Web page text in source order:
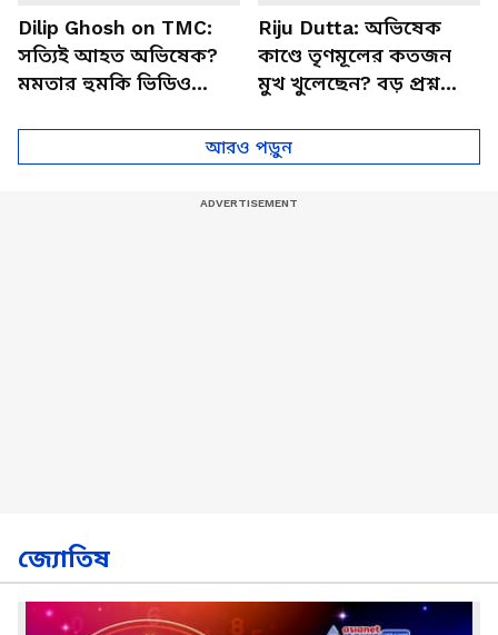
Dilip Ghosh on TMC:
সত্যিই আহত অভিষেক?
মমতার হুমকি ভিডিও
ঘোষ?
Riju Dutta: অভিষেক
কাণ্ডে তৃণমূলের কতজন
মুখ খুলেছেন? বড় প্রশ্ন
দত্ত
আরও পড়ুন
জ্যোতিষ